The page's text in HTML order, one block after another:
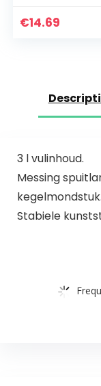
€14.69
3 l vulinhoud.
Messing
kegelmondstuk.
Stabiele